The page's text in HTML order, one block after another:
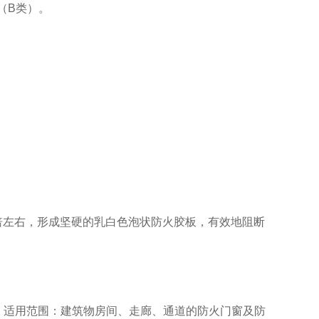
类）。
右，形成坚硬的乳白色泡状防火胶板，有效地阻断
用范围：建筑物房间、走廊、通道的防火门窗及防